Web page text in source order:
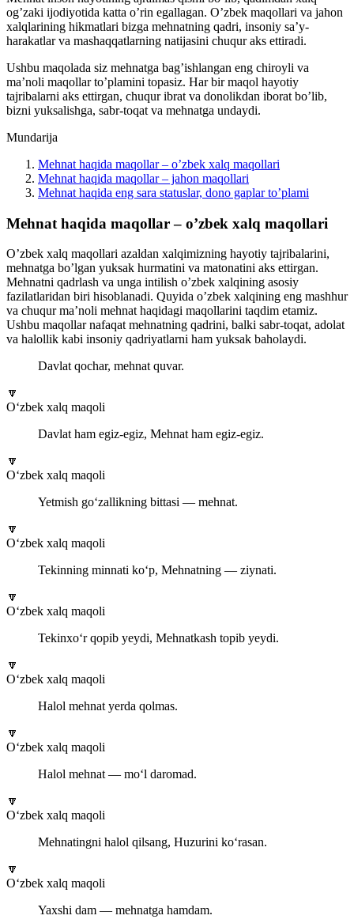
og’zaki ijodiyotida katta o’rin egallagan. O’zbek maqollari va jahon
xalqlarining hikmatlari bizga mehnatning qadri, insoniy sa’y-
harakatlar va mashaqqatlarning natijasini chuqur aks ettiradi.
Ushbu maqolada siz mehnatga bag’ishlangan eng chiroyli va
ma’noli maqollar to’plamini topasiz. Har bir maqol hayotiy
tajribalarni aks ettirgan, chuqur ibrat va donolikdan iborat bo’lib,
bizni yuksalishga, sabr-toqat va mehnatga undaydi.
Mundarija
Mehnat haqida maqollar – o’zbek xalq maqollari
Mehnat haqida maqollar – jahon maqollari
Mehnat haqida eng sara statuslar, dono gaplar to’plami
Mehnat haqida maqollar – o’zbek xalq maqollari
O’zbek xalq maqollari azaldan xalqimizning hayotiy tajribalarini,
mehnatga bo’lgan yuksak hurmatini va matonatini aks ettirgan.
Mehnatni qadrlash va unga intilish o’zbek xalqining asosiy
fazilatlaridan biri hisoblanadi. Quyida o’zbek xalqining eng mashhur
va chuqur ma’noli mehnat haqidagi maqollarini taqdim etamiz.
Ushbu maqollar nafaqat mehnatning qadrini, balki sabr-toqat, adolat
va halollik kabi insoniy qadriyatlarni ham yuksak baholaydi.
Davlat qochar, mehnat quvar.
🔽
O‘zbek xalq maqoli
Davlat ham egiz-egiz, Mehnat ham egiz-egiz.
🔽
O‘zbek xalq maqoli
Yetmish go‘zallikning bittasi — mehnat.
🔽
O‘zbek xalq maqoli
Tekinning minnati ko‘p, Mehnatning — ziynati.
🔽
O‘zbek xalq maqoli
Tekinxo‘r qopib yeydi, Mehnatkash topib yeydi.
🔽
O‘zbek xalq maqoli
Halol mehnat yerda qolmas.
🔽
O‘zbek xalq maqoli
Halol mehnat — mo‘l daromad.
🔽
O‘zbek xalq maqoli
Mehnatingni halol qilsang, Huzurini ko‘rasan.
🔽
O‘zbek xalq maqoli
Yaxshi dam — mehnatga hamdam.